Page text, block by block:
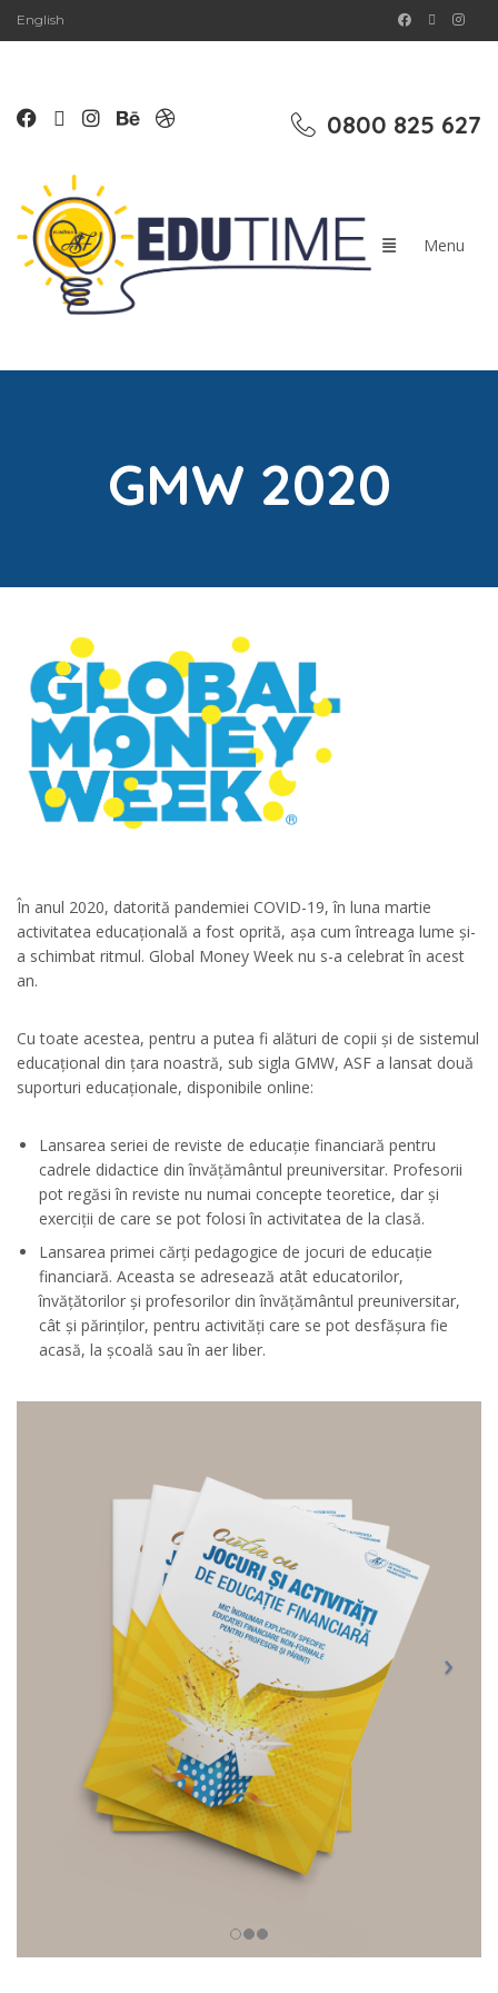
English
0800 825 627
GMW 2020
În anul 2020, datorită pandemiei COVID-19, în luna martie
activitatea educațională a fost oprită, așa cum întreaga lume și-
a schimbat ritmul. Global Money Week nu s-a celebrat în acest
an.
Cu toate acestea, pentru a putea fi alături de copii și de sistemul
educațional din țara noastră, sub sigla GMW, ASF a lansat două
suporturi educaționale, disponibile online:
Lansarea seriei de reviste de educație financiară pentru
cadrele didactice din învățământul preuniversitar. Profesorii
pot regăsi în reviste nu numai concepte teoretice, dar și
exerciții de care se pot folosi în activitatea de la clasă.
Lansarea primei cărți pedagogice de jocuri de educație
financiară. Aceasta se adresează atât educatorilor,
învățătorilor și profesorilor din învățământul preuniversitar,
cât și părinților, pentru activități care se pot desfășura fie
acasă, la școală sau în aer liber.